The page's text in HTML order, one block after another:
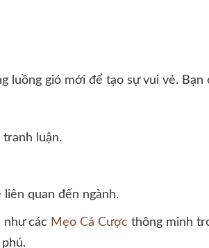
luồng gió mới để tạo sự vui vẻ. Bạn
tranh luận.
quan đến ngành.
như các Mẹo Cá Cược thông minh